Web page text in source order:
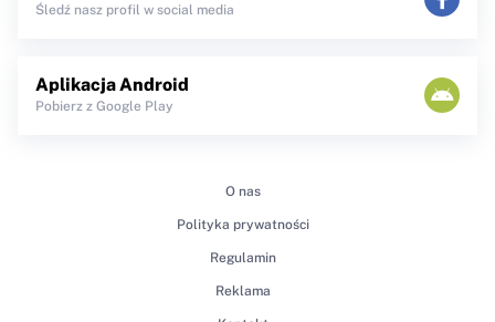
Śledź nasz profil w social media
Aplikacja Android
Pobierz z Google Play
O nas
Polityka prywatności
Regulamin
Reklama